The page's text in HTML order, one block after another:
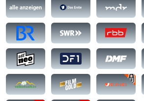
alle anzeigen